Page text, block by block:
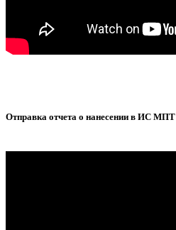
Отправка отчета о нанесении в ИС МПТ